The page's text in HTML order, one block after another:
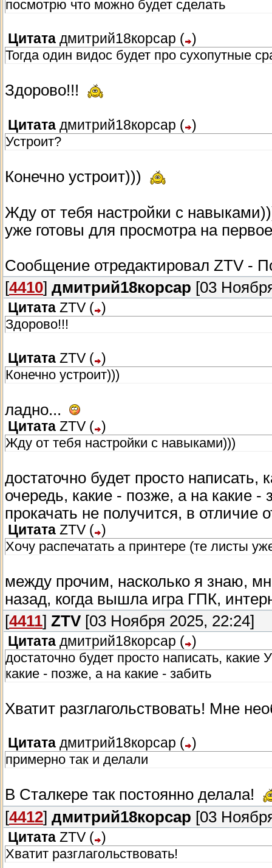
посмотрю что можно будет сделать
Цитата дмитрий18корсар ( )
Тогда один видос будет про сухопутные
Здорово!!!
Цитата дмитрий18корсар ( )
Устроит?
Конечно устроит)))
Жду от тебя настройки с
уже готовы для просмотра на
Сообщение отредактировал ZTV -
[4410] дмитрий18корсар [03
Цитата ZTV ( )
Здорово!!!
Цитата ZTV ( )
Конечно устроит)))
ладно...
Цитата ZTV ( )
Жду от тебя настройки с навыками)))
достаточно будет просто
очередь, какие - позже, а на какие -
прокачать не получится, в отличие
Цитата ZTV ( )
Хочу распечатать а принтере (те листы
между прочим, насколько я знаю,
назад, когда вышла игра ГПК,
[4411] ZTV [03 Ноября 2025, 22:24]
Цитата дмитрий18корсар ( )
достаточно будет просто написать,
какие - позже, а на какие - забить
Хватит разглагольствовать! Мне
Цитата дмитрий18корсар ( )
примерно так и делали
В Сталкере так постоянно делала!
[4412] дмитрий18корсар [03
Цитата ZTV ( )
Хватит разглагольствовать!